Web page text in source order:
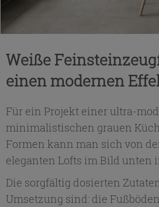
Weiße
einen modernen
Für ein Projekt einer ultra-
minimalistischen grauen
Formen kann man sich von
eleganten Lofts im Bild unten
Die sorgfältig dosierten
Umsetzung sind: die